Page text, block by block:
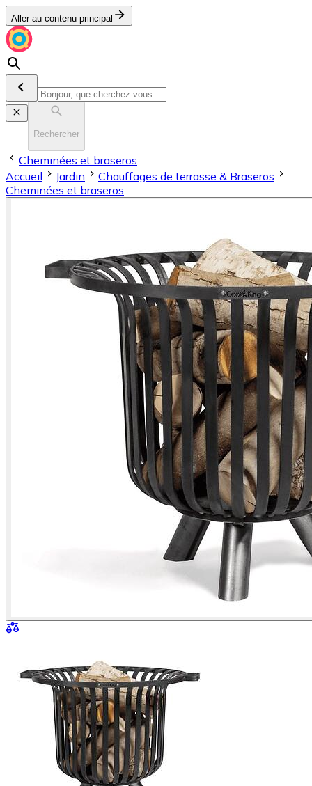
Aller au contenu principal
Rechercher
Cheminées et braseros
Accueil
Jardin
Chauffages de terrasse & Braseros
Cheminées et braseros